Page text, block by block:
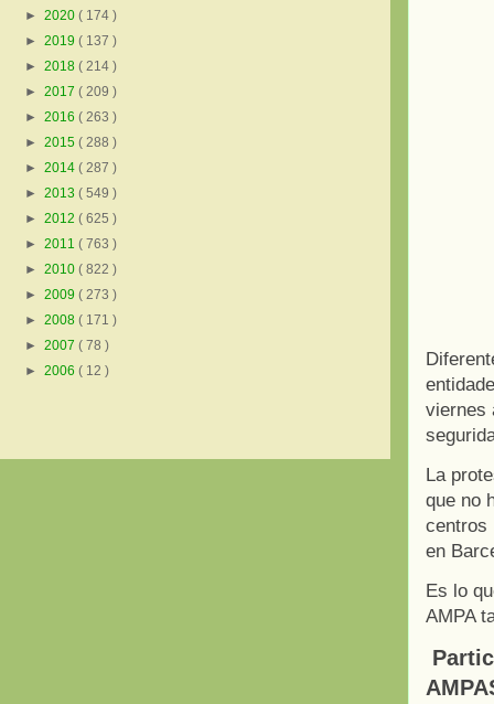
viernes
La
que no
centros
en
Es lo
AMPA
► 2020 ( 174 )
► 2019 ( 137 )
► 2018 ( 214 )
► 2017 ( 209 )
► 2016 ( 263 )
► 2015 ( 288 )
► 2014 ( 287 )
► 2013 ( 549 )
► 2012 ( 625 )
► 2011 ( 763 )
► 2010 ( 822 )
► 2009 ( 273 )
► 2008 ( 171 )
► 2007 ( 78 )
► 2006 ( 12 )